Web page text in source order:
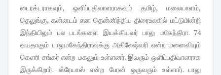
டைரக்டராகவும், ஒளிப்பதிவாளராகவும் தமிழ், மலையாளம்,
தெலுங்கு, கன்னடம் என தென்னிந்திய திரைஉலகில் மட்டுமின்றி
இந்தியிலும் பல படங்களை இயக்கியவர் பாலு மகேந்திரா. 74
வயதாகும் பாலுமகேந்திராவுக்கு அகிலேஷ்வரி என்ற மனைவியும்
கெளரி சங்கர் என்ற மகனும் உள்ளனர். இவரும் ஒளிப்பதிவாளராக
இருக்கிறார். ஸ்ரேயாஸ் என்ற பேரன் ஒருவரும் உள்ளார். பாலு